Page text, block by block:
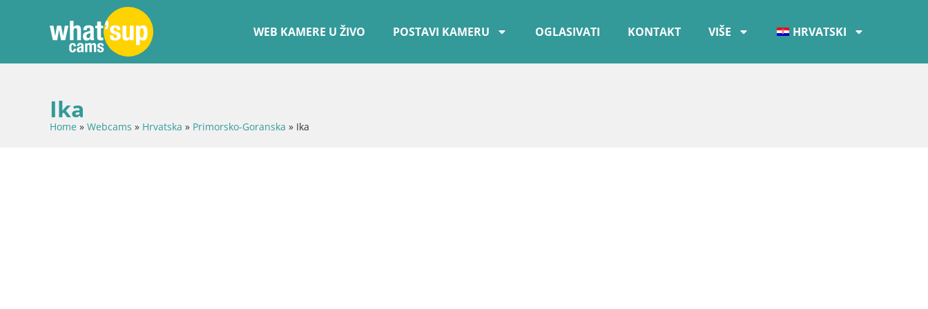
WEB KAMERE U ŽIVO POSTAVI KAMERU OGLASIVATI KONTAKT VIŠE HRVATSKI
Ika
Home » Webcams » Hrvatska » Primorsko-Goranska » Ika